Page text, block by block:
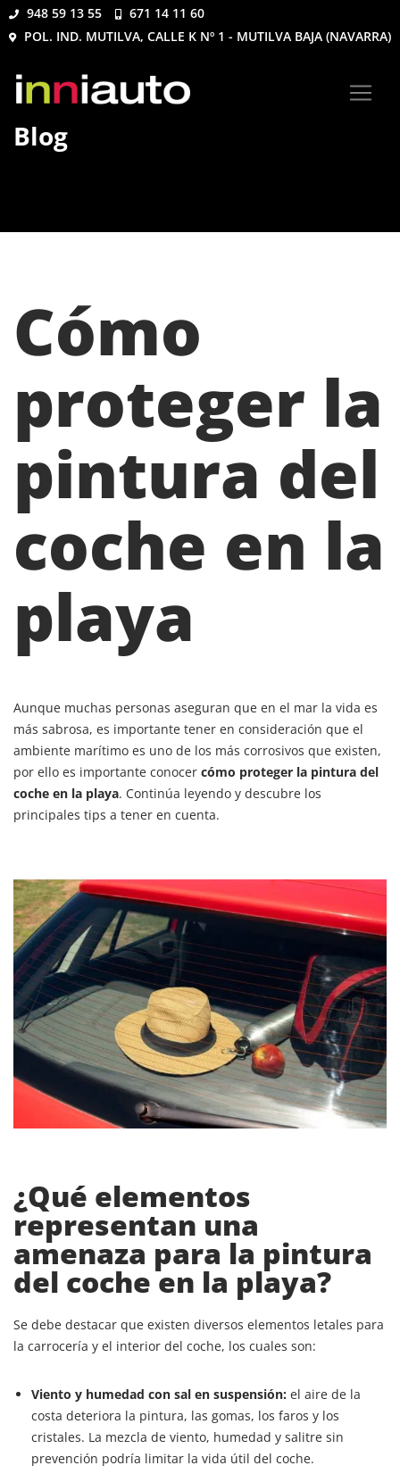
948 59 13 55
671 14 11 60
POL. IND. MUTILVA, CALLE K Nº 1 - MUTILVA BAJA (NAVARRA)
Blog
Cómo
proteger la
pintura del
coche en la
playa
Aunque muchas personas aseguran que en el mar la vida es
más sabrosa, es importante tener en consideración que el
ambiente marítimo es uno de los más corrosivos que existen,
por ello es importante conocer cómo proteger la pintura del
coche en la playa. Continúa leyendo y descubre los
principales tips a tener en cuenta.
¿Qué elementos
representan una
amenaza para la pintura
del coche en la playa?
Se debe destacar que existen diversos elementos letales para
la carrocería y el interior del coche, los cuales son:
Viento y humedad con sal en suspensión: el aire de la
costa deteriora la pintura, las gomas, los faros y los
cristales. La mezcla de viento, humedad y salitre sin
prevención podría limitar la vida útil del coche.